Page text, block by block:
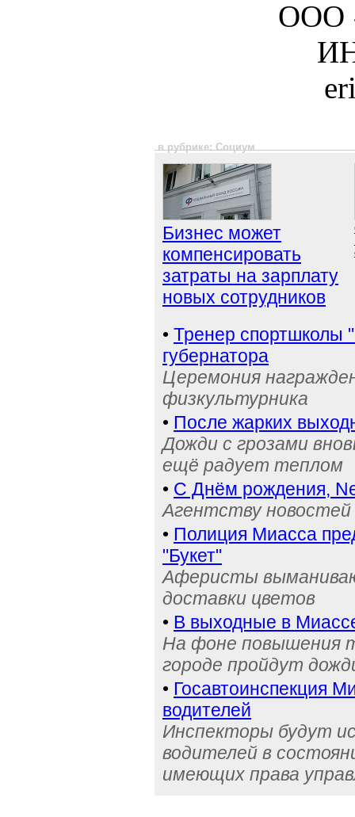
ООО
в рубрике: Социум
Бизнес может
компенсировать
затраты на зарплату
новых сотрудников
• Тренер спортшколы
губернатора
Церемония
физкультурника
• После жарких
Дожди с грозами
ещё радует теплом
• С Днём рождения,
Агентству новостей
• Полиция Миасса
"Букет"
Аферисты
доставки цветов
• В выходные в
На фоне повышения
городе пройдут
• Госавтоинспекция
водителей
Инспекторы будут
водителей в
имеющих права